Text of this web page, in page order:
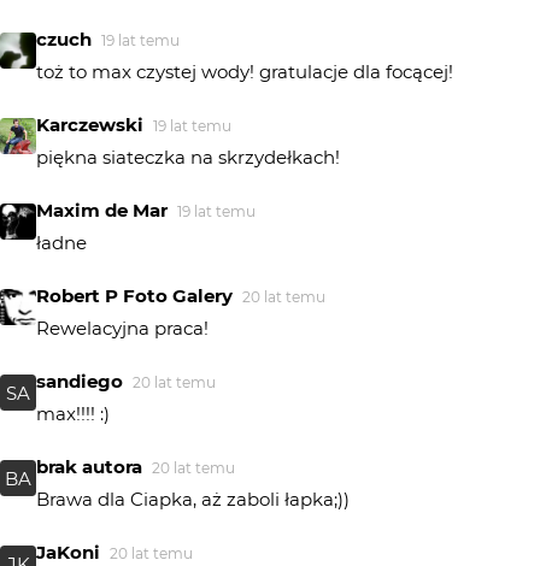
czuch 19 lat temu
toż to max czystej wody! gratulacje dla focącej!
Karczewski 19 lat temu
piękna siateczka na skrzydełkach!
Maxim de Mar 19 lat temu
ładne
Robert P Foto Galery 20 lat temu
Rewelacyjna praca!
SA
sandiego 20 lat temu
max!!!! :)
BA
brak autora 20 lat temu
Brawa dla Ciapka, aż zaboli łapka;))
JaKoni 20 lat temu